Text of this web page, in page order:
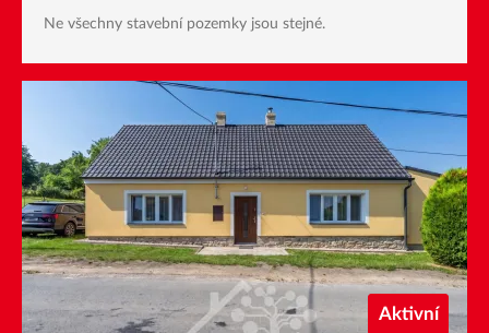
Ne všechny stavební pozemky jsou stejné.
Aktivní